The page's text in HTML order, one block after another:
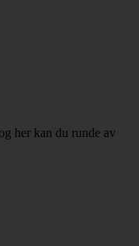
her kan du runde av